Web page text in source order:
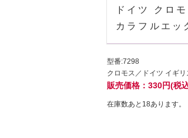
ドイツ クロ
カラフルエッ
型番:7298
クロモス／ドイツ イギリ
販売価格：330円(税
在庫数あと18あります。